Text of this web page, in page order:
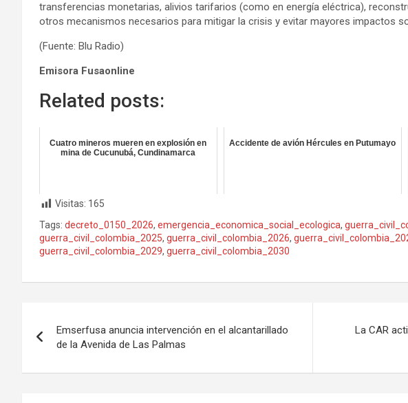
transferencias monetarias, alivios tarifarios (como en energía eléctrica),
otros mecanismos necesarios para mitigar la crisis y evitar mayores impactos
(Fuente: Blu Radio)
Emisora Fusaonline
Related posts:
Cuatro mineros mueren en explosión en
mina de Cucunubá, Cundinamarca
Accidente de avión Hércules en Putumayo
Visitas: 165
Tags: decreto_0150_2026, emergencia_economica_social_ecologica,
guerra_civil_colombia_2025, guerra_civil_colombia_2026,
guerra_civil_colombia_2029, guerra_civil_colombia_2030
de
entradas
Emserfusa anuncia intervención en el alcantarillado
de la Avenida de Las Palmas
La CAR